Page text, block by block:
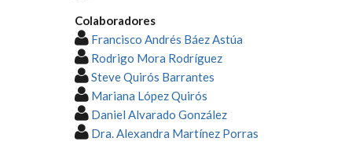
Colaboradores
Francisco Andrés Báez Astúa
Rodrigo Mora Rodríguez
Steve Quirós Barrantes
Mariana López Quirós
Daniel Alvarado González
Dra. Alexandra Martínez Porras